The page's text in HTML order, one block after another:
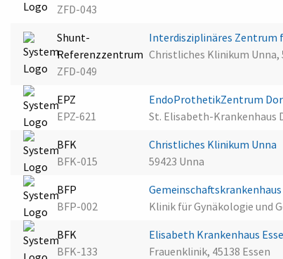
ZFD-043
Shunt-
Referenzzentrum
ZFD-049
Interdisziplinäres Zentrum
Christliches Klinikum Unna,
EPZ
EPZ-621
EndoProthetikZentrum
St. Elisabeth-Krankenhaus
BFK
BFK-015
Christliches Klinikum Unna
59423 Unna
BFP
BFP-002
Klinik für Gynäkologie und
BFK
BFK-133
Elisabeth Krankenhaus
Frauenklinik, 45138 Essen